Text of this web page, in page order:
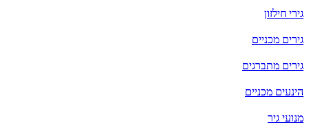
גירי חילזון
גירים מכניים
גירים מתברגים
הינעים מכניים
מנועי גיר